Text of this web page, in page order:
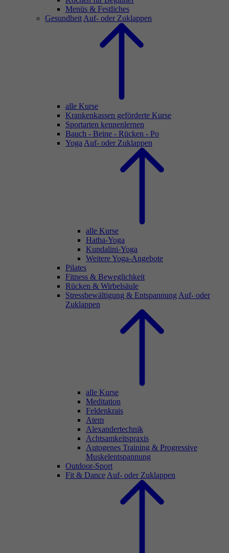
Menüs & Festliches
Gesundheit Auf- oder Zuklappen
alle Kurse
Krankenkassen geförderte Kurse
Sportarten kennenlernen
Bauch - Beine - Rücken - Po
Yoga Auf- oder Zuklappen
alle Kurse
Hatha-Yoga
Kundalini-Yoga
Weitere Yoga-Angebote
Pilates
Fitness & Beweglichkeit
Rücken & Wirbelsäule
Stressbewältigung & Entspannung Auf- oder
Zuklappen
alle Kurse
Meditation
Feldenkrais
Atem
Alexandertechnik
Achtsamkeitspraxis
Autogenes Training & Progressive
Muskelentspannung
Outdoor-Sport
Fit & Dance Auf- oder Zuklappen